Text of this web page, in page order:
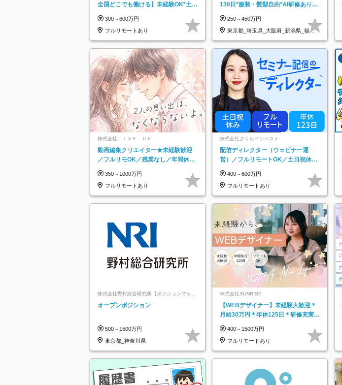
全国どこでも働ける】未経験OK*土日
300～600万円
フルリモートあり
130日*服装・髪型自由*AI研修あり*
250～450万円
東京都_埼玉県_大阪府_新潟県_福岡
県
株式会社ＬＩＶＥ ＵＰ
動画編集クリエイター★未経験歓迎
／フルリモOK／残業なし／年間休日
実で安心
350～1000万円
フルリモートあり
株式会社さくらインベスト
配信ディレクター（ウェビナー運
営）／フルリモートOK／土日祝休み
400～600万円
フルリモートあり
株式会社野村総合研究所【ポジションマッチ
オープンポジション
500～1500万円
東京都_神奈川県
株式会社SUNRISE
【WEBデザイナー】未経験大歓迎＊
月給30万円＊年休125日＊研修充実＊
400～1500万円
フルリモートあり